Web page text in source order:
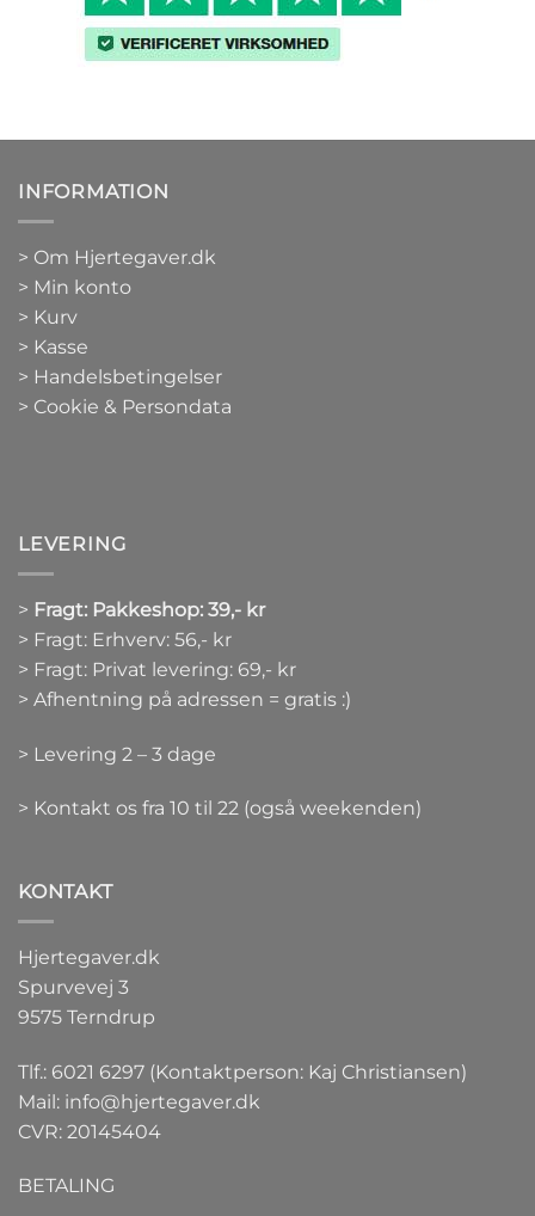
INFORMATION
> Om Hjertegaver.dk
> Min konto
> Kurv
> Kasse
> Handelsbetingelser
> Cookie & Persondata
LEVERING
> Fragt: Pakkeshop: 39,- kr
> Fragt: Erhverv: 56,- kr
> Fragt: Privat levering: 69,- kr
> Afhentning på adressen = gratis :)
> Levering 2 – 3 dage
> Kontakt os fra 10 til 22 (også weekenden)
KONTAKT
Hjertegaver.dk
Spurvevej 3
9575 Terndrup
Tlf.: 6021 6297 (Kontaktperson: Kaj Christiansen)
Mail: info@hjertegaver.dk
CVR: 20145404
BETALING